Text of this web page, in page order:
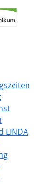
LINDA